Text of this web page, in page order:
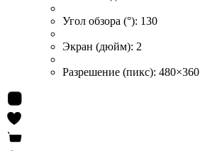
Угол обзора (°): 130
Экран (дюйм): 2
Разрешение (пикс): 480×360